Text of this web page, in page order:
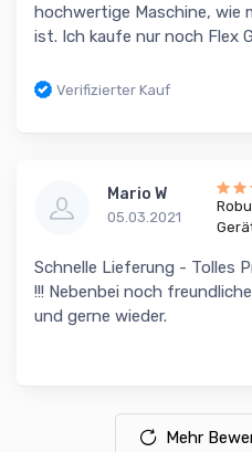
hochwertige Maschine, wie
ist. Ich kaufe nur noch Flex
Verifizierter Kauf
Mario W
05.03.2021
Schnelle Lieferung - Tolles
!!! Nebenbei noch
und gerne wieder.
Mehr